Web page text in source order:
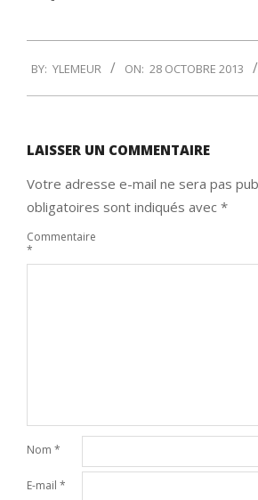
10-
28
BY: YLEMEUR ON: 28 OCTOBRE 2013
LAISSER UN COMMENTAIRE
Votre adresse e-mail ne sera pas
obligatoires sont indiqués avec *
Commentaire
*
Nom *
E-mail *